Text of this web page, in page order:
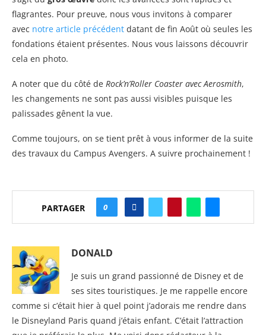
flagrantes. Pour preuve, nous vous invitons à comparer
avec notre article précédent datant de fin Août où seules les
fondations étaient présentes. Nous vous laissons découvrir
cela en photo.
A noter que du côté de Rock’n’Roller Coaster avec Aerosmith,
les changements ne sont pas aussi visibles puisque les
palissades gênent la vue.
Comme toujours, on se tient prêt à vous informer de la suite
des travaux du Campus Avengers. A suivre prochainement !
PARTAGER 0
DONALD
Je suis un grand passionné de Disney et de
ses sites touristiques. Je me rappelle encore
comme si c’était hier à quel point j’adorais me rendre dans
le Disneyland Paris quand j’étais enfant. C’était l’attraction